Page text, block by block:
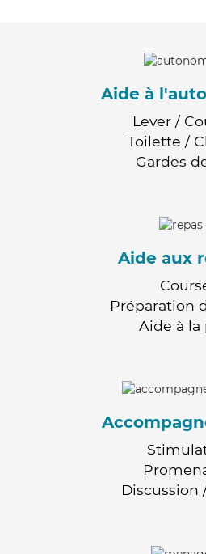
Aide à
Lever /
Toilette /
Gardes
Aide aux
Préparation
Aide à la
Discussion